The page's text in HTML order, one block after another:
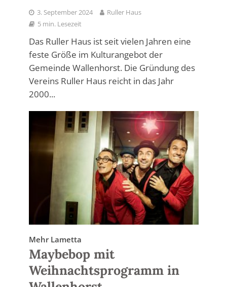
3. September 2024
Ruller Haus
5 min. Lesezeit
Das Ruller Haus ist seit vielen Jahren eine
feste Größe im Kulturangebot der
Gemeinde Wallenhorst. Die Gründung des
Vereins Ruller Haus reicht in das Jahr
2000...
Mehr Lametta
Maybebop mit
Weihnachtsprogramm in